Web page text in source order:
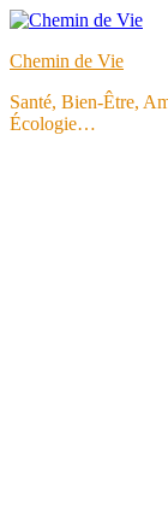
Aller
contenu
Chemin de Vie
Santé, Bien-Être,
Écologie…